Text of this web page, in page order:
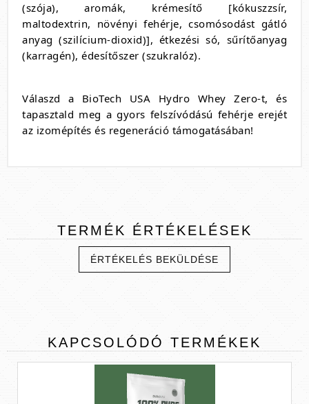
(szója), aromák, krémesítő [kókuszzsír,
maltodextrin, növényi fehérje, csomósodást gátló
anyag (szilícium-dioxid)], étkezési só, sűrítőanyag
(karragén), édesítőszer (szukralóz).
Válaszd a BioTech USA Hydro Whey Zero-t, és
tapasztald meg a gyors felszívódású fehérje erejét
az izomépítés és regeneráció támogatásában!
TERMÉK ÉRTÉKELÉSEK
ÉRTÉKELÉS BEKÜLDÉSE
KAPCSOLÓDÓ TERMÉKEK